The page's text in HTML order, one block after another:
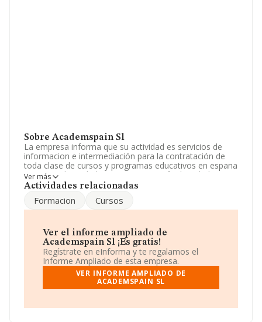
Sobre Academspain Sl
La empresa informa que su actividad es servicios de
informacion e intermediación para la contratación de
toda clase de cursos y programas educativos en espana
por parte de ciudadanos extranjeros, facilitando los
tramites y asesoramiento sobre soluciones. serv. La
actividad de referencia CNAE corresponde a '%cnae%',
cuyo Código es 8569. La empresa no tiene actividad en
Ha tenido el mismo número de empleados y según los
datos a disposición de INFORMA, ha tenido un número
de empleados por debajo de la media de sector.
La empresa españolaAcademspain S.L, NIF
B37488848, está situada en Calle Rio Tuerto núm. 6,
Castilla-león.
Ver más
Actividades relacionadas
Formacion Cursos
Ver el informe ampliado de
Academspain Sl ¡Es gratis!
Regístrate en eInforma y te regalamos el
Informe Ampliado de esta empresa.
VER INFORME AMPLIADO DE
ACADEMSPAIN SL